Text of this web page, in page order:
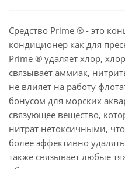
Средство Prime ® - это
кондиционер как для
Prime ® удаляет хлор,
связывает аммиак,
не влияет на работу
бонусом для морских
связующее вещество,
нитрат нетоксичными,
более эффективно
также связывает любые